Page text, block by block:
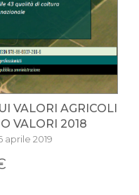
VALORI AGRICOLI
VALORI 2018
2019